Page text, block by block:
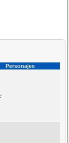
Personajes